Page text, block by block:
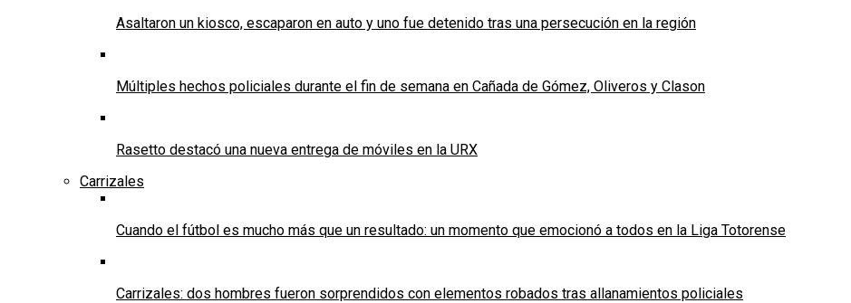
Asaltaron un kiosco, escaparon en auto y uno fue detenido tras una persecución en la región
Múltiples hechos policiales durante el fin de semana en Cañada de Gómez, Oliveros y Clason
Rasetto destacó una nueva entrega de móviles en la URX
Carrizales
Cuando el fútbol es mucho más que un resultado: un momento que emocionó a todos en la Liga Totorense
Carrizales: dos hombres fueron sorprendidos con elementos robados tras allanamientos policiales